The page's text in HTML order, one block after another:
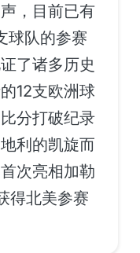
，目前已有
球队的参赛
了诸多历史
12支欧洲球
分打破纪录
利的凯旋而
次亮相加勒
得北美参赛